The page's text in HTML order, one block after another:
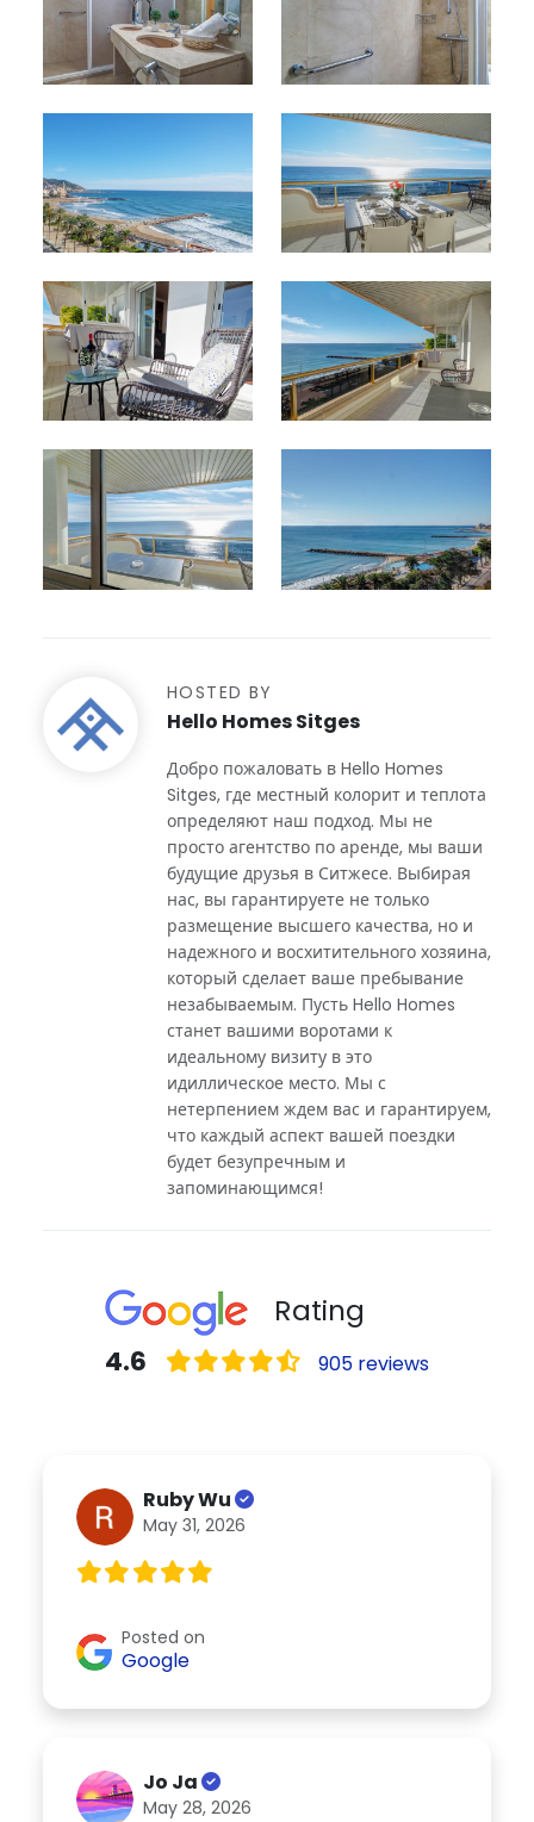
HOSTED BY
Hello Homes Sitges
Добро пожаловать в Hello Homes
Sitges, где местный колорит и теплота
определяют наш подход. Мы не
просто агентство по аренде, мы ваши
будущие друзья в Ситжесе. Выбирая
нас, вы гарантируете не только
размещение высшего качества, но и
надежного и восхитительного хозяина,
который сделает ваше пребывание
незабываемым. Пусть Hello Homes
станет вашими воротами к
идеальному визиту в это
идиллическое место. Мы с
нетерпением ждем вас и гарантируем,
что каждый аспект вашей поездки
будет безупречным и
запоминающимся!
Rating
4.6 905 reviews
Ruby Wu
May 31, 2026
Posted on
Google
Jo Ja
May 28, 2026